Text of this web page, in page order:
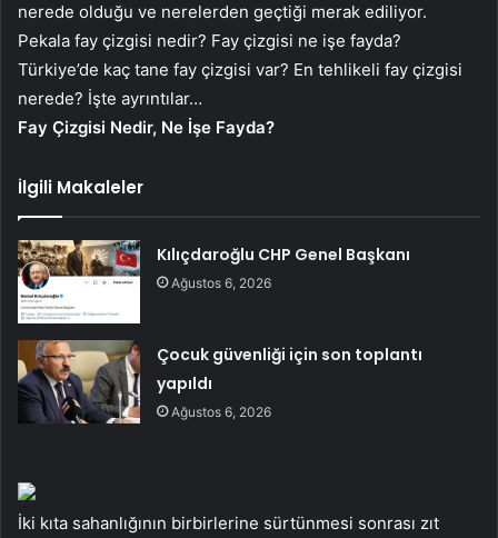
nerede olduğu ve nerelerden geçtiği merak ediliyor.
Pekala fay çizgisi nedir? Fay çizgisi ne işe fayda?
Türkiye’de kaç tane fay çizgisi var? En tehlikeli fay çizgisi
nerede? İşte ayrıntılar…
Fay Çizgisi Nedir, Ne İşe Fayda?
İlgili Makaleler
Kılıçdaroğlu CHP Genel Başkanı
Ağustos 6, 2026
Çocuk güvenliği için son toplantı
yapıldı
Ağustos 6, 2026
İki kıta sahanlığının birbirlerine sürtünmesi sonrası zıt